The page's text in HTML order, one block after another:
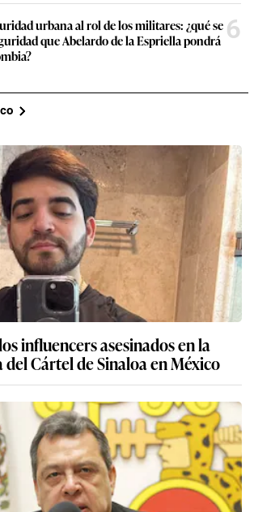
urbana al rol de los militares: ¿qué se
que Abelardo de la Espriella pondrá 6
influencers asesinados en la
Cártel de Sinaloa en México